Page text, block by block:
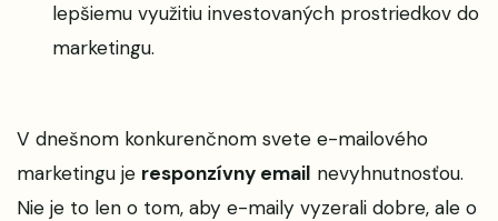
lepšiemu využitiu investovaných prostriedkov do
marketingu.
V dnešnom konkurenčnom svete e-mailového
marketingu je responzívny email nevyhnutnosťou.
Nie je to len o tom, aby e-maily vyzerali dobre, ale o